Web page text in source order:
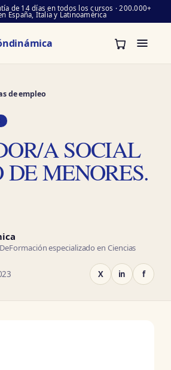
de 14 días en todos los cursos · 200.000+
España, Italia y Latinoamérica
dinámica
de empleo
A SOCIAL
DE MENORES.
especializado en Ciencias
X in f